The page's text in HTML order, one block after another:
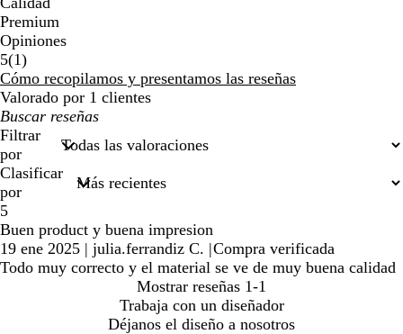
Premium
Opiniones
5(11
reseñas
)
Cómo recopilamos y presentamos las reseñas
Valorado por 1 clientes
Mis
búsquedas
Filtrar
por
Clasificar
por
5
Buen product y buena impresion
19 ene 2025 | julia.ferrandiz C. |Compra verificada
Todo muy correcto y el material se ve de muy buena calidad
Mostrar reseñas 1-1
Trabaja con un diseñador
Déjanos el diseño a nosotros